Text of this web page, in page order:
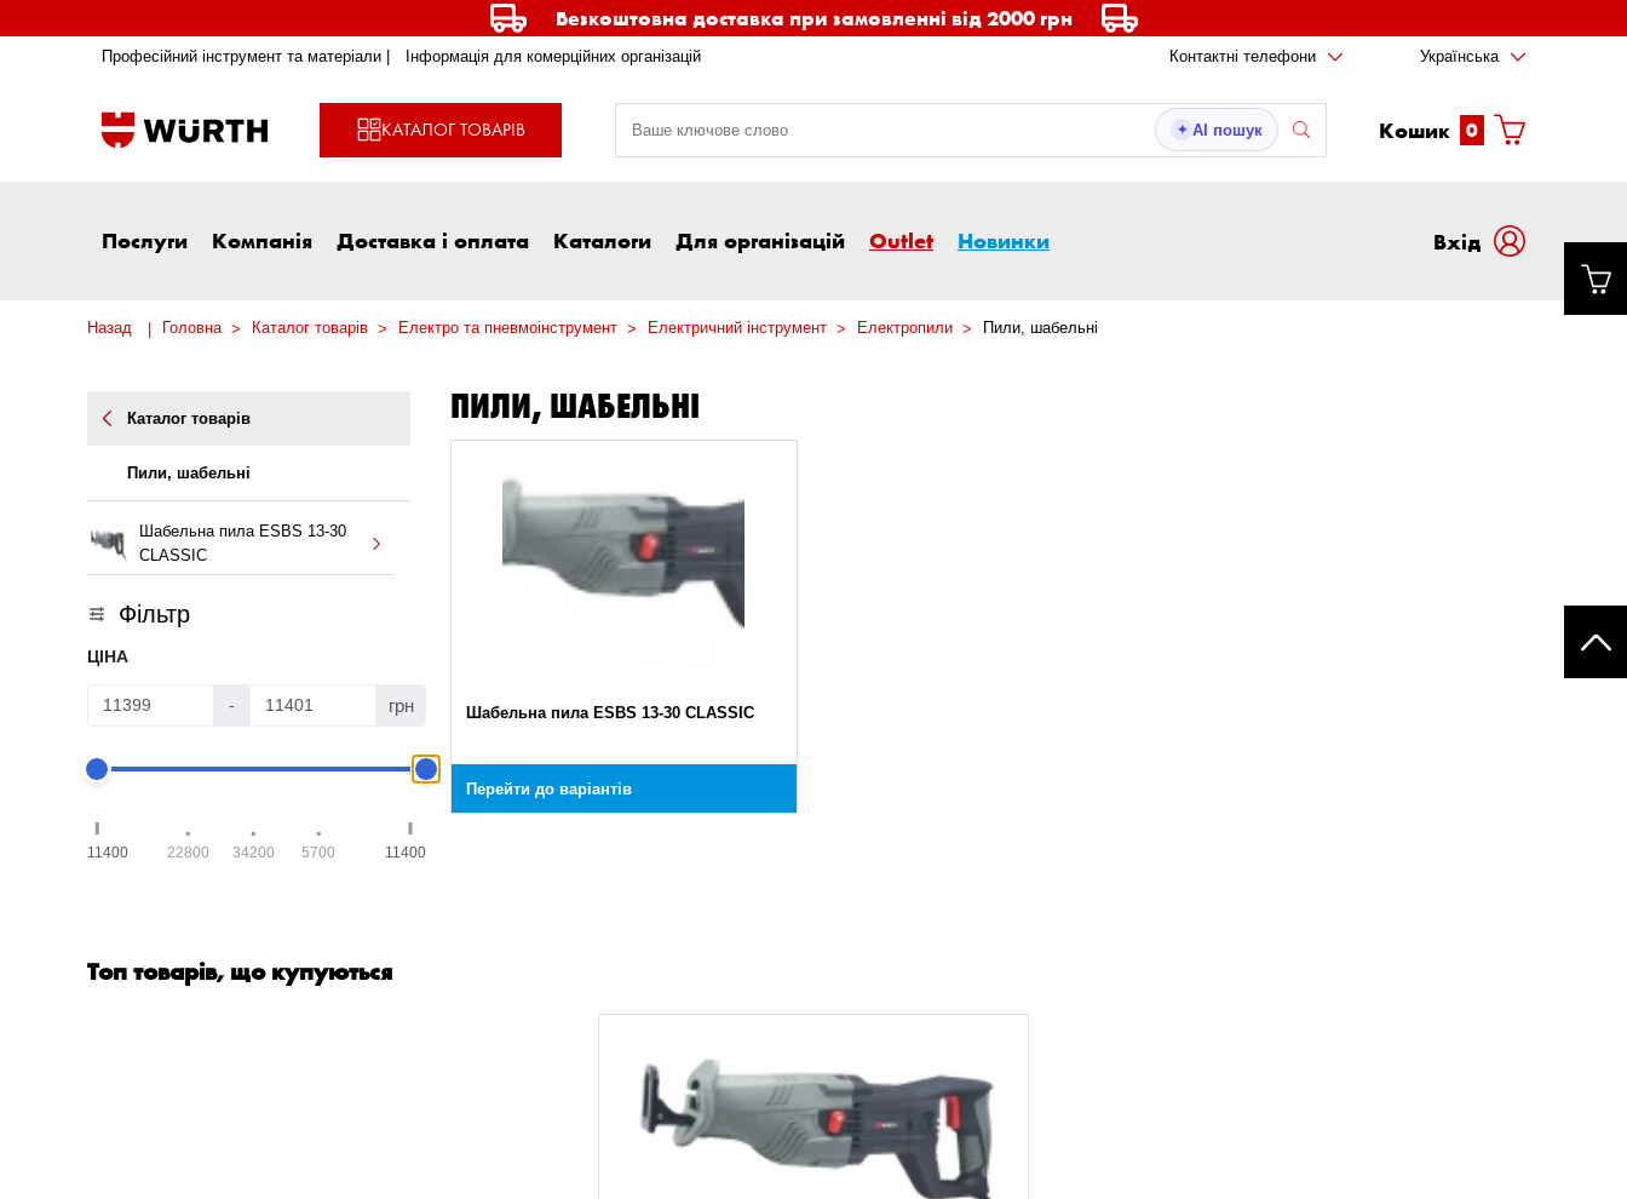
Безкоштовна доставка при замовленні від 2000 грн
Професійний інструмент та матеріали | Інформація для комерційних організацій Контактні телефони Українська
КАТАЛОГ ТОВАРІВ ✦ AI пошук Кошик 0
Послуги Компанія Доставка і оплата Каталоги Для організацій Outlet Новинки Вxід
Назад Головна Каталог товарів Електро та пневмоінструмент Електричний інструмент Електропили Пили, шабельні
Каталог товарів
Пили, шабельні
Шабельна пила ESBS 13-30
CLASSIC
Фільтр
ЦІНА
- грн
11400 22800 34200 5700 11400
ПИЛИ, ШАБЕЛЬНІ
Шабельна пила ESBS 13-30 CLASSIC
Перейти до варіантів
Топ товарів, що купуються